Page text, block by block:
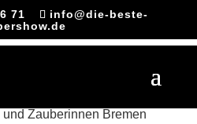
71
info@die-beste-
Zauberinnen Bremen